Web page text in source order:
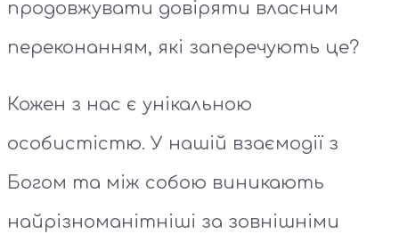
продовжувати довіряти власним
переконанням, які заперечують це?
Кожен з нас є унікальною
особистістю. У нашій взаємодії з
Богом та між собою виникають
найрізноманітніші за зовнішніми